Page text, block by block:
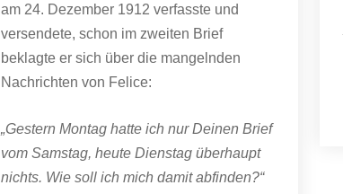
am 24. Dezember 1912 verfasste und
versendete, schon im zweiten Brief
beklagte er sich über die mangelnden
Nachrichten von Felice:
„Gestern Montag hatte ich nur Deinen Brief
vom Samstag, heute Dienstag überhaupt
nichts. Wie soll ich mich damit abfinden?“